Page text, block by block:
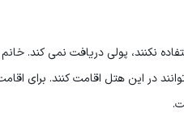
از هیچ سرویسی استفاده نکنند، پولی دریافت
در این هتل اقامت کنند. برای